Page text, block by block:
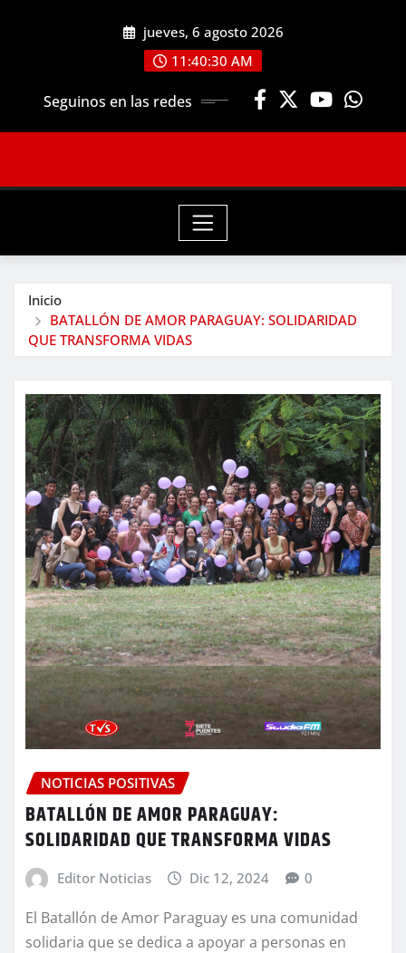
jueves, 6 agosto 2026
11:40:30 AM
Seguinos en las redes
Inicio
BATALLÓN DE AMOR PARAGUAY: SOLIDARIDAD
QUE TRANSFORMA VIDAS
NOTICIAS POSITIVAS
BATALLÓN DE AMOR PARAGUAY:
SOLIDARIDAD QUE TRANSFORMA VIDAS
Editor Noticias Dic 12, 2024 0
El Batallón de Amor Paraguay es una comunidad
solidaria que se dedica a apoyar a personas en